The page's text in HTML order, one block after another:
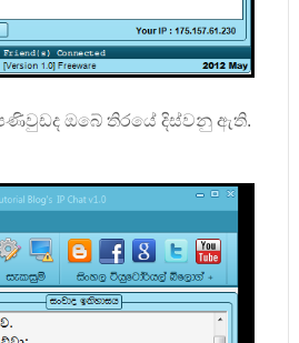
ඔබේ තිරයේ දිස්වනු ඇති.